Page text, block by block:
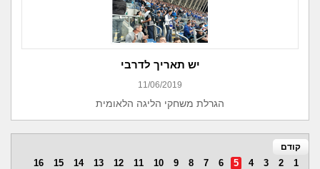
יש תאריך לדרבי
11/06/2019
הגרלת משחקי הליגה הלאומית
קודם
1
2
3
4
5
6
7
8
9
10
11
12
13
14
15
16